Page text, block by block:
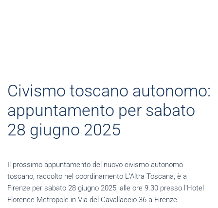
Civismo toscano autonomo:
appuntamento per sabato
28 giugno 2025
Il prossimo appuntamento del nuovo civismo autonomo
toscano, raccolto nel coordinamento L'Altra Toscana, è a
Firenze per sabato 28 giugno 2025, alle ore 9.30 presso l'Hotel
Florence Metropole in Via del Cavallaccio 36 a Firenze.